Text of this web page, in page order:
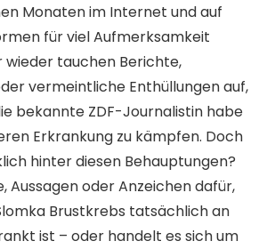
Monaten im Internet und auf
für viel Aufmerksamkeit
tauchen Berichte,
vermeintliche Enthüllungen auf,
bekannte ZDF-Journalistin habe
Erkrankung zu kämpfen. Doch
hinter diesen Behauptungen?
Aussagen oder Anzeichen dafür,
Brustkrebs tatsächlich an
ist – oder handelt es sich um